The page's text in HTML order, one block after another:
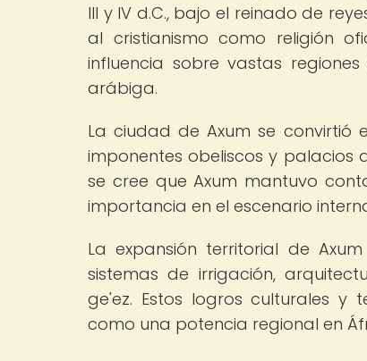
III y IV d.C., bajo el reinado de
al cristianismo como religión
influencia sobre vastas
arábiga.
La ciudad de Axum se convirtió
imponentes obeliscos y palacios
se cree que Axum mantuvo
importancia en el escenario
La expansión territorial de
sistemas de irrigación,
ge'ez. Estos logros culturales y
como una potencia regional en